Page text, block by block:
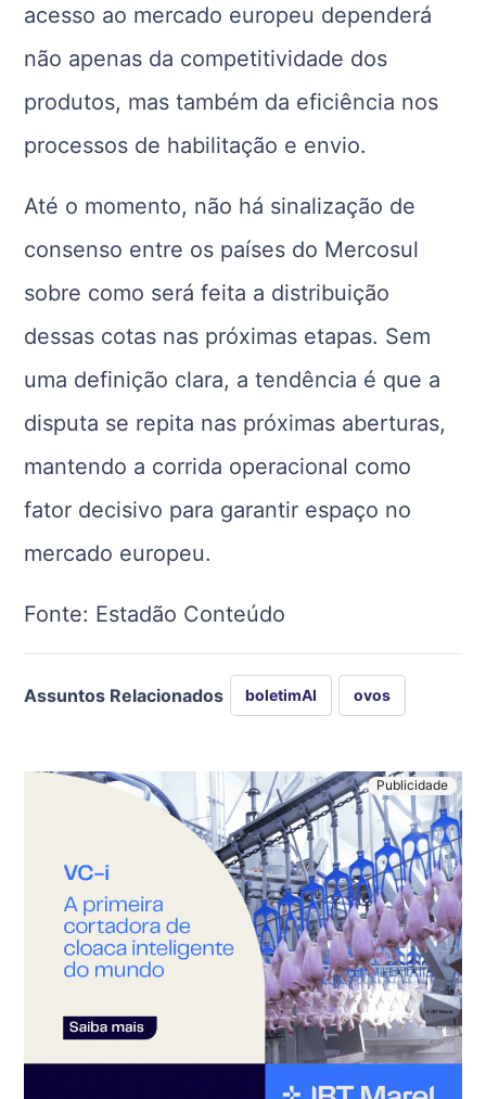
acesso ao mercado europeu dependerá
não apenas da competitividade dos
produtos, mas também da eficiência nos
processos de habilitação e envio.
Até o momento, não há sinalização de
consenso entre os países do Mercosul
sobre como será feita a distribuição
dessas cotas nas próximas etapas. Sem
uma definição clara, a tendência é que a
disputa se repita nas próximas aberturas,
mantendo a corrida operacional como
fator decisivo para garantir espaço no
mercado europeu.
Fonte: Estadão Conteúdo
Assuntos Relacionados boletimAI ovos